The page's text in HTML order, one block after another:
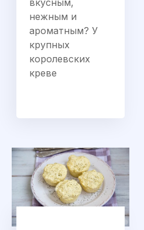
вкусным,
нежным и
ароматным? У
крупных
королевских
креве